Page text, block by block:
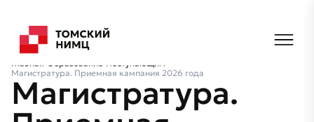
Главная Образование Поступающим
Магистратура. Приемная кампания 2026 года
Магистратура.